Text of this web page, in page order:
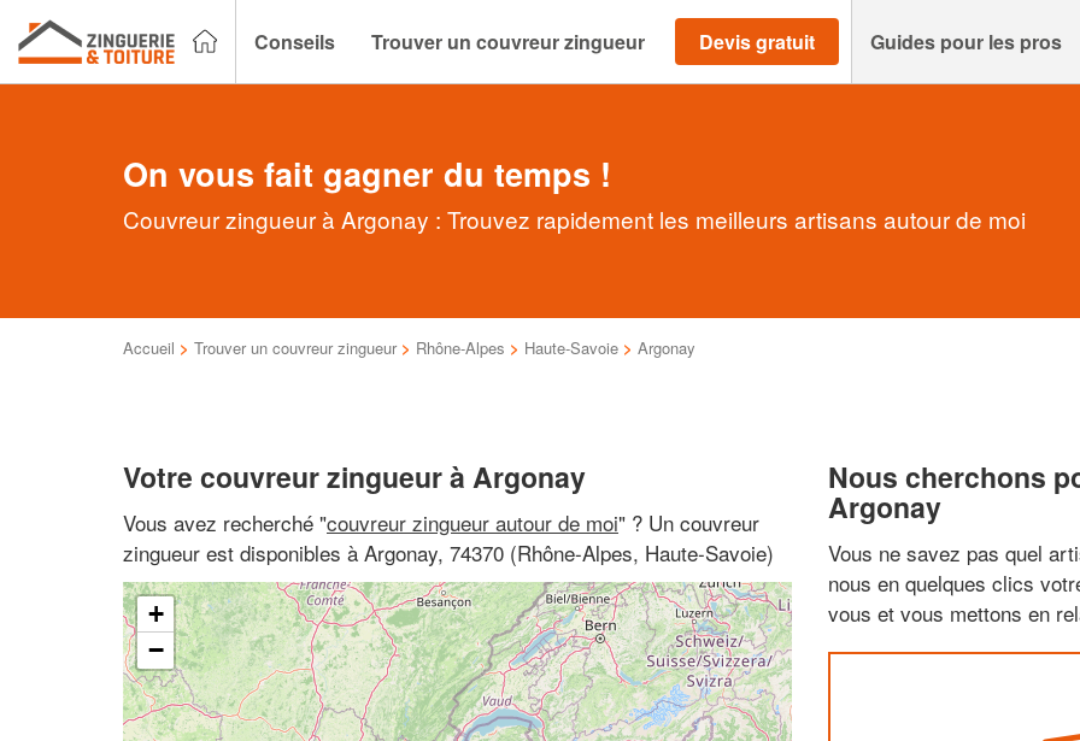
Conseils Trouver un couvreur zingueur Devis gratuit Guides pour les pros
On vous fait gagner du temps !
Couvreur zingueur à Argonay : Trouvez rapidement les meilleurs artisans autour de moi
Accueil > Trouver un couvreur zingueur > Rhône-Alpes > Haute-Savoie > Argonay
Votre couvreur zingueur à Argonay
Vous avez recherché "couvreur zingueur autour de moi" ? Un couvreur
zingueur est disponibles à Argonay, 74370 (Rhône-Alpes, Haute-Savoie)
+
−
Nous cherchons
Argonay
Vous ne savez pas quel
nous en quelques clics
vous et vous mettons en